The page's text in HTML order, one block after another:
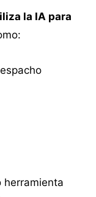
la IA para
herramienta